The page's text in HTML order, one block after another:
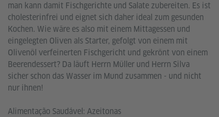
man kann damit Fischgerichte und Salate zubereiten. Es ist
cholesterinfrei und eignet sich daher ideal zum gesunden
Kochen. Wie wäre es also mit einem Mittagessen und
eingelegten Oliven als Starter, gefolgt von einem mit
Olivenöl verfeinerten Fischgericht und gekrönt von einem
Beerendessert? Da läuft Herrn Müller und Herrn Silva
sicher schon das Wasser im Mund zusammen - und nicht
nur ihnen!
Alimentação Saudável: Azeitonas